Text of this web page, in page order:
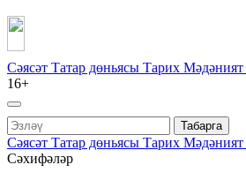
Сәясәт Татар дөньясы Тарих Мәдәният
16+
Табарга
Сәясәт Татар дөньясы Тарих Мәдәният
Сәхифәләр